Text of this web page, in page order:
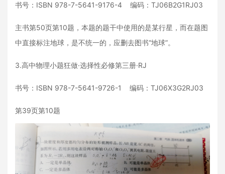
书号：ISBN 978-7-5641-9176-4 编码：TJ06B2G1RJ03
主书第50页第10题，本题的题干中使用的是某行星，而在题图
中直接标注地球，是不统一的，应删去图书“地球”。
3.高中物理小题狂做·选择性必修第三册·RJ
书号：ISBN 978-7-5641-9726-1 编码：TJ06X3G2RJ03
第39页第10题